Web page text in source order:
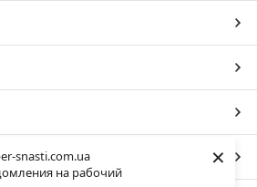
snasti.com.ua
на рабочий
×